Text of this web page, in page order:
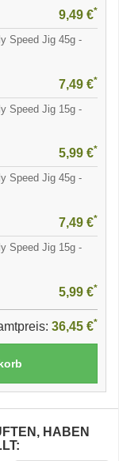
9,49 €*
Speed Jig 45g -
7,49 €*
Speed Jig 15g -
5,99 €*
Speed Jig 45g -
7,49 €*
Speed Jig 15g -
5,99 €*
36,45 €*
HABEN